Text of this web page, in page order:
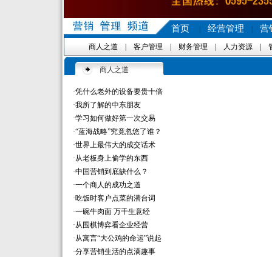
首页 经营管理 营
商人之道 客户管理 财务管理 人力资源
商人之道
·凭什么老外的设备要贵十倍
·我所了解的中东朋友
·学习如何做好第一次交易
·“蓝海战略”究竟忽悠了谁？
·世界上最伟大的成交话术
·从老板身上偷学的东西
·中国营销到底缺什么？
·一个商人的成功之道
·吃饭时客户点菜的潜台词
·一碗牛肉面 万千生意经
·从围棋博弈看企业经营
·从寓言“大公鸡的命运”说起
·分享营销生活的点滴趣事